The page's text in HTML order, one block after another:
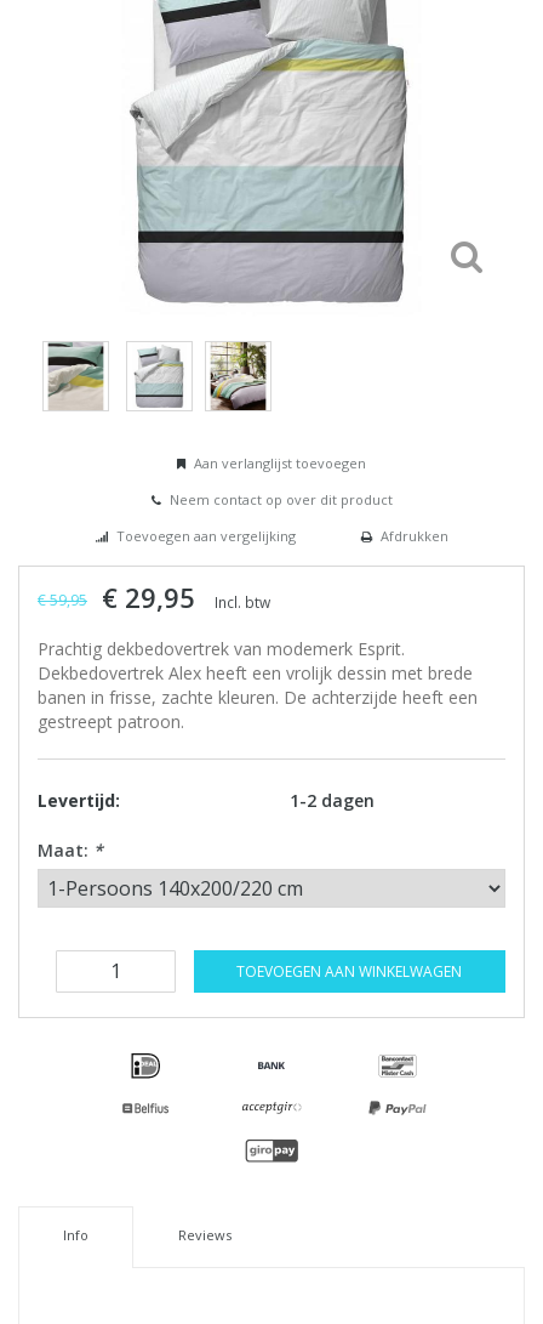
Aan verlanglijst toevoegen
Neem contact op over dit product
Toevoegen aan vergelijking
Afdrukken
€ 59,95 € 29,95 Incl. btw
Prachtig dekbedovertrek van modemerk Esprit.
Dekbedovertrek Alex heeft een vrolijk dessin met brede
banen in frisse, zachte kleuren. De achterzijde heeft een
gestreept patroon.
Levertijd: 1-2 dagen
Maat: *
TOEVOEGEN AAN WINKELWAGEN
Info Reviews